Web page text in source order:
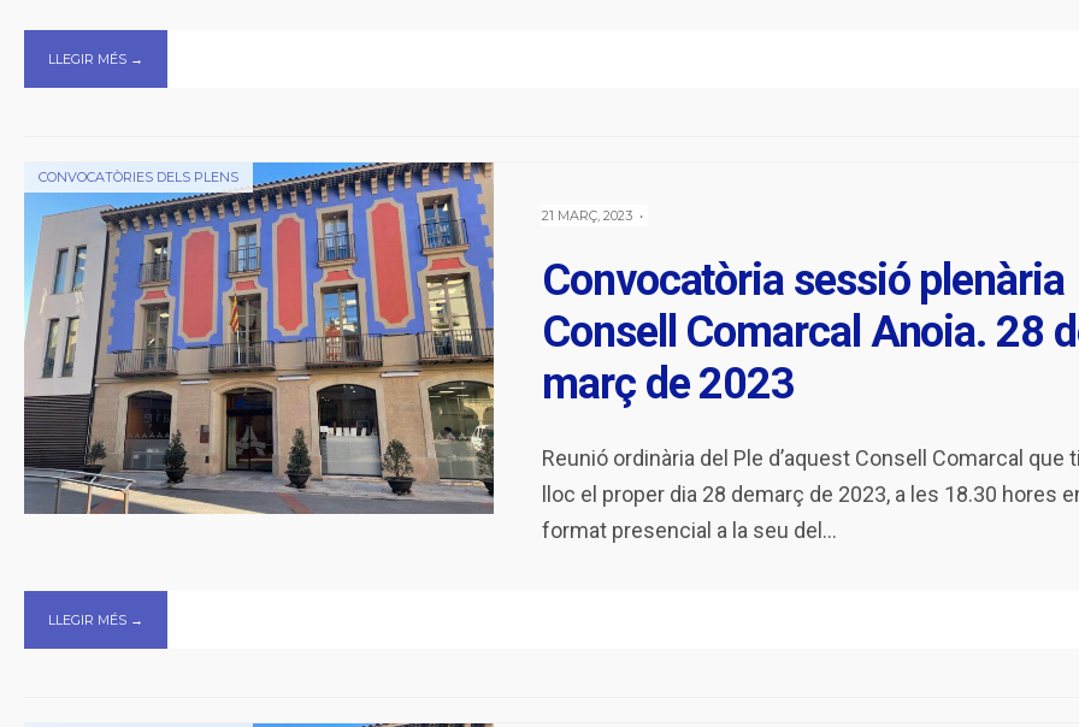
LLEGIR MÉS →
CONVOCATÒRIES DELS PLENS
21 MARÇ, 2023 •
Convocatòria sessió plenària
Consell Comarcal Anoia. 28
març de 2023
Reunió ordinària del Ple d’aquest Consell Comarcal que
lloc el proper dia 28 demarç de 2023, a les 18.30 hores
format presencial a la seu del...
LLEGIR MÉS →